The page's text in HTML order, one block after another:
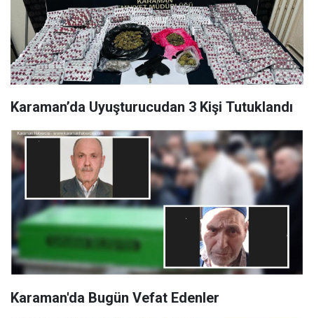
Karaman’da Uyuşturucudan 3 Kişi Tutuklandı
Karaman'da Bugün Vefat Edenler